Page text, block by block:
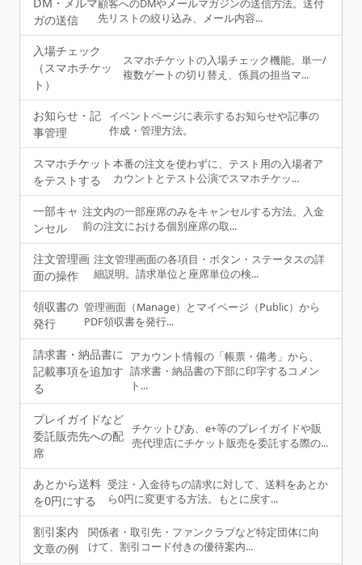
ガの送信
顧客へのDMやメールマガジンの送信方法。送付
先リストの絞り込み、メール内容...
入場チェック
（スマホチケッ
ト）
スマホチケットの入場チェック機能。単一/
複数ゲートの切り替え、係員の担当マ...
お知らせ・記
事管理
イベントページに表示するお知らせや記事の
作成・管理方法。
スマホチケット
をテストする
本番の注文を使わずに、テスト用の入場者ア
カウントとテスト公演でスマホチケッ...
一部キャ
ンセル
注文内の一部座席のみをキャンセルする方法。入金
前の注文における個別座席の取...
注文管理画
面の操作
注文管理画面の各項目・ボタン・ステータスの詳
細説明。請求単位と座席単位の検...
領収書の
発行
管理画面（Manage）とマイページ（Public）から
PDF領収書を発行...
請求書・納品書に
記載事項を追加す
る
アカウント情報の「帳票・備考」から、
請求書・納品書の下部に印字するコメン
ト...
プレイガイドなど
委託販売先への配
席
チケットぴあ、e+等のプレイガイドや販
売代理店にチケット販売を委託する際の...
あとから送料
を0円にする
受注・入金待ちの請求に対して、送料をあとか
ら0円に変更する方法。もとに戻す...
割引案内
文章の例
関係者・取引先・ファンクラブなど特定団体に向
けて、割引コード付きの優待案内...